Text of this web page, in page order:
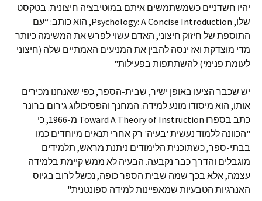
יהיו חשדניים כשמשתמשים איתם במוטיבציה חיצונית. בטקסט
שלו, Psychology: A Concise Introduction, הוא כותב: “עם
התוספת של חיזוק חיצוני, האדם עשוי לפרש את המשימה כיותר
מדי מוצדקת ואז ינסה להבין את המניעים האמתיים שלה (חיצוני
לעומת פנימי) להשתתפות בפעילות"
יש שכבר הציעו באופן ישיר, שבית-הספר, כפי שאנחנו מכירים
אותו, הוא מיסודו מונע למידה. המחנך והפסיכולוג ג'רום ברונר
כתב בספרו Toward A Theory of Instruction מ-1966, כי
"הכוונה ללמוד נעשית 'בעיה' רק אחרי תנאים מיוחדים כמו
בבתי-ספר, כשתוכנית הלימודים ניתנת מראש, תלמידים
מוגבלים והדרך כבר נקבעה. הבעיה לא ממש קיימת בלמידה
עצמה, אלא בכך שמה שבית הספר כופה, נכשל לרוב בגיוס
האנרגיות הטבעיות שמאפיינות למידה ספונטנית"